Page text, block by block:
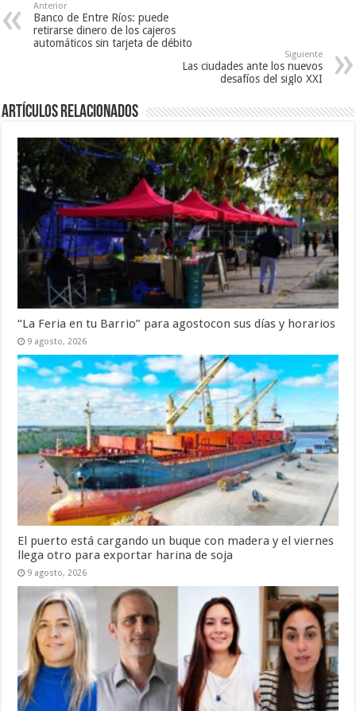
Anterior
Banco de Entre Ríos: puede
retirarse dinero de los cajeros
automáticos sin tarjeta de débito
Siguiente
Las ciudades ante los nuevos
desafíos del siglo XXI
Artículos Relacionados
“La Feria en tu Barrio” para agostocon sus días y horarios
9 agosto, 2026
El puerto está cargando un buque con madera y el viernes
llega otro para exportar harina de soja
9 agosto, 2026